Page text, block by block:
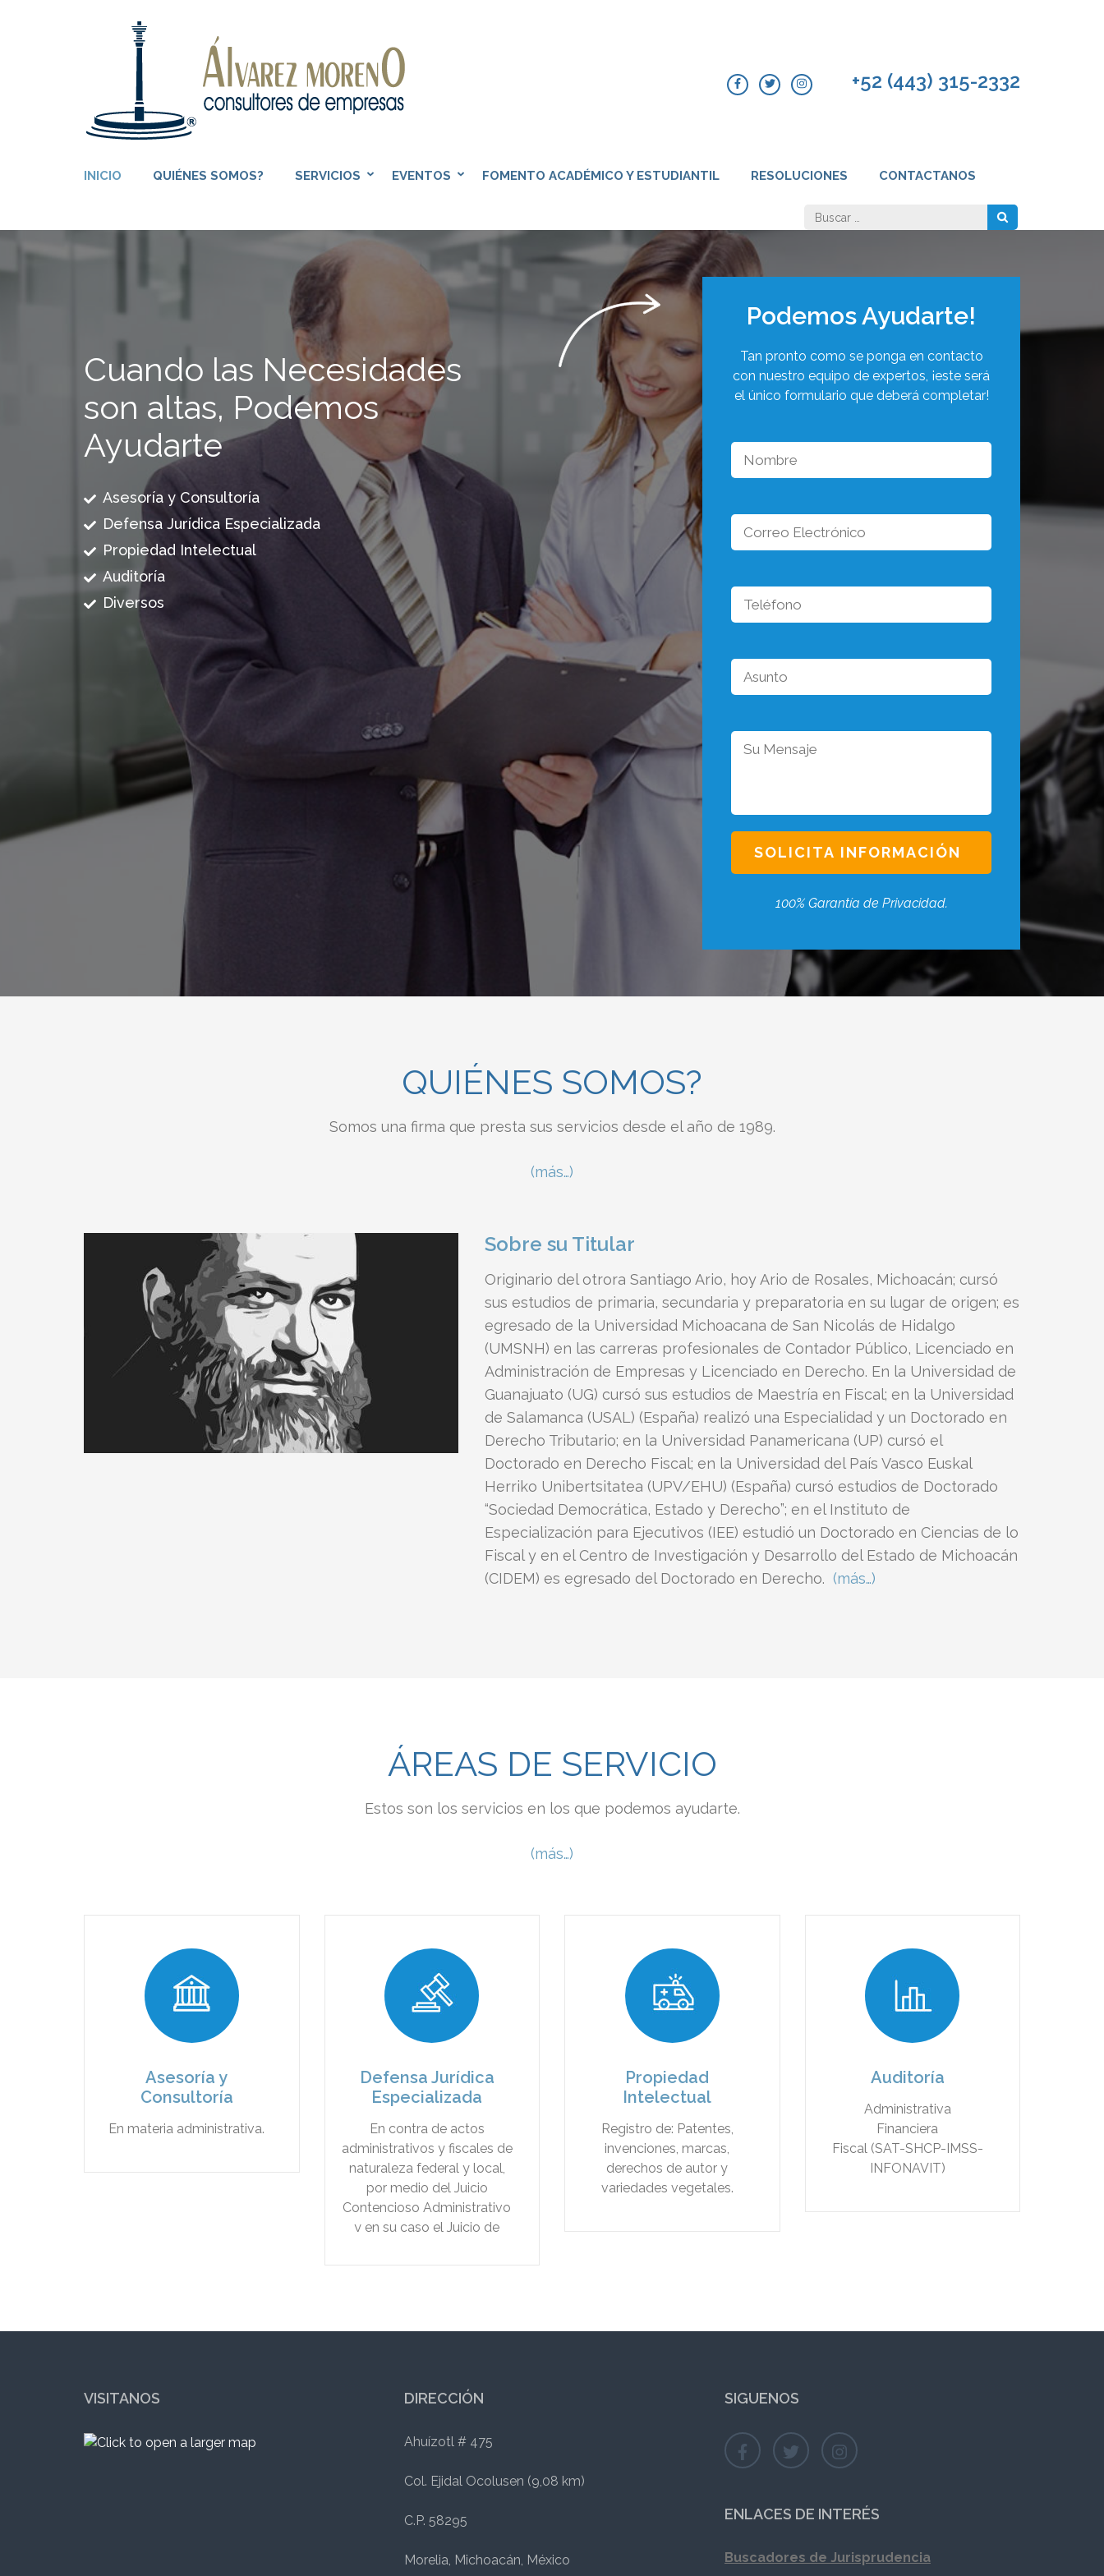
+52 (443) 315-2332
INICIO QUIÉNES SOMOS? SERVICIOS EVENTOS FOMENTO ACADÉMICO Y ESTUDIANTIL RESOLUCIONES CONTACTANOS
Buscar:
Cuando las Necesidades
son altas, Podemos
Ayudarte
Asesoría y Consultoría
Defensa Jurídica Especializada
Propiedad Intelectual
Auditoría
Diversos
Podemos Ayudarte!
Tan pronto como se ponga en contacto
con nuestro equipo de expertos, ¡este será
el único formulario que deberá completar!
100% Garantía de Privacidad.
QUIÉNES SOMOS?
Somos una firma que presta sus servicios desde el año de 1989.
(más…)
Sobre su Titular
Originario del otrora Santiago Ario, hoy Ario de Rosales, Michoacán; cursó
sus estudios de primaria, secundaria y preparatoria en su lugar de origen; es
egresado de la Universidad Michoacana de San Nicolás de Hidalgo
(UMSNH) en las carreras profesionales de Contador Público, Licenciado en
Administración de Empresas y Licenciado en Derecho. En la Universidad de
Guanajuato (UG) cursó sus estudios de Maestría en Fiscal; en la Universidad
de Salamanca (USAL) (España) realizó una Especialidad y un Doctorado en
Derecho Tributario; en la Universidad Panamericana (UP) cursó el
Doctorado en Derecho Fiscal; en la Universidad del País Vasco Euskal
Herriko Unibertsitatea (UPV/EHU) (España) cursó estudios de Doctorado
“Sociedad Democrática, Estado y Derecho”; en el Instituto de
Especialización para Ejecutivos (IEE) estudió un Doctorado en Ciencias de lo
Fiscal y en el Centro de Investigación y Desarrollo del Estado de Michoacán
(CIDEM) es egresado del Doctorado en Derecho. (más…)
ÁREAS DE SERVICIO
Estos son los servicios en los que podemos ayudarte.
(más…)
Asesoría y
Consultoría
En materia administrativa.
Defensa Jurídica
Especializada
En contra de actos
administrativos y fiscales de
naturaleza federal y local,
por medio del Juicio
Contencioso Administrativo
y en su caso el Juicio de
Propiedad
Intelectual
Registro de: Patentes,
invenciones, marcas,
derechos de autor y
variedades vegetales.
Auditoría
Administrativa
Financiera
Fiscal (SAT-SHCP-IMSS-
INFONAVIT)
VISITANOS DIRECCIÓN
Ahuízotl # 475
Col. Ejidal Ocolusen (9,08 km)
C.P. 58295
Morelia, Michoacán, México
SIGUENOS
ENLACES DE INTERÉS
Buscadores de Jurisprudencia